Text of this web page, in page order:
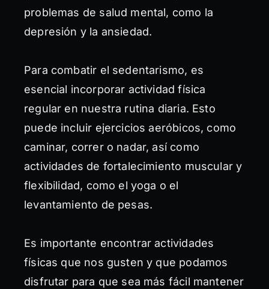
problemas de salud mental, como la
depresión y la ansiedad.
Para combatir el sedentarismo, es
esencial incorporar actividad física
regular en nuestra rutina diaria. Esto
puede incluir ejercicios aeróbicos, como
caminar, correr o nadar, así como
actividades de fortalecimiento muscular y
flexibilidad, como el yoga o el
levantamiento de pesas.
Es importante encontrar actividades
físicas que nos gusten y que podamos
disfrutar para que sea más fácil mantener